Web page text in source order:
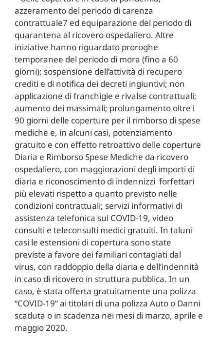
azzeramento del periodo di carenza
contrattuale7 ed equiparazione del periodo di
quarantena al ricovero ospedaliero. Altre
iniziative hanno riguardato proroghe
temporanee del periodo di mora (fino a 60
giorni); sospensione dell’attività di recupero
crediti e di notifica dei decreti ingiuntivi; non
applicazione di franchigie e rivalse contrattuali;
aumento dei massimali; prolungamento oltre i
90 giorni delle coperture per il rimborso di spese
mediche e, in alcuni casi, potenziamento
gratuito e con effetto retroattivo delle coperture
Diaria e Rimborso Spese Mediche da ricovero
ospedaliero, con maggiorazioni degli importi di
diaria e riconoscimento di indennizzi forfettari
più elevati rispetto a quanto previsto nelle
condizioni contrattuali; servizi informativi di
assistenza telefonica sul COVID-19, video
consulti e teleconsulti medici gratuiti. In taluni
casi le estensioni di copertura sono state
previste a favore dei familiari contagiati dal
virus, con raddoppio della diaria e dell’indennità
in caso di ricovero in struttura pubblica. In un
caso, è stata offerta gratuitamente una polizza
“COVID-19” ai titolari di una polizza Auto o Danni
scaduta o in scadenza nei mesi di marzo, aprile e
maggio 2020.